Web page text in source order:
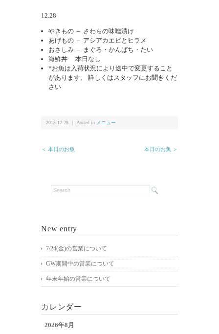
12.28
やきもの – さわらの味噌漬け
あげもの – アシアカエビとヒラメ
おさしみ – まぐろ・かんぱち・たい
海鮮丼 本日なし
*お魚は入荷状況により途中で変更すること
があります。 詳しくはスタッフにお聞きくだ
さい
2015-12-28 ｜ Posted in メニュー
＜ 本日のお魚 本日のお魚 ＞
New entry
7/24(金)の営業について
GW期間中の営業について
年末年始の営業について
カレンダー
2026年8月